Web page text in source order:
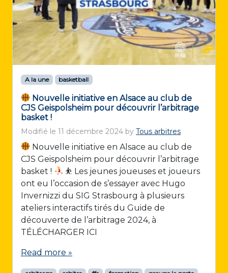
A la une basketball
Nouvelle initiative en Alsace au club de
CJS Geispolsheim pour découvrir l’arbitrage
basket !
Modifié le 11 décembre 2024 by Tous arbitres
Nouvelle initiative en Alsace au club de
CJS Geispolsheim pour découvrir l’arbitrage
basket !
⛹ Les jeunes joueuses et joueurs
ont eu l’occasion de s’essayer avec Hugo
Invernizzi du SIG Strasbourg à plusieurs
ateliers interactifs tirés du Guide de
découverte de l’arbitrage 2024, à
TÉLÉCHARGER ICI
Read more »